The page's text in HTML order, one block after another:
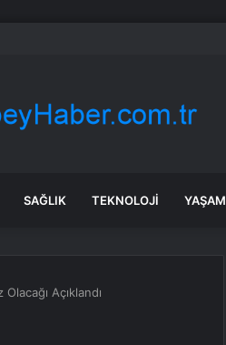
Yarın akşama işaret etti
SAĞLIK TEKNOLOJI YAŞAM
Açıklandı